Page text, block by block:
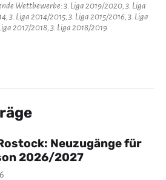
Wettbewerbe: 3. Liga 2019/2020, 3. Liga
3. Liga 2014/2015, 3. Liga 2015/2016, 3. Liga
2017/2018, 3. Liga 2018/2019
Neuzugänge für
2026/2027